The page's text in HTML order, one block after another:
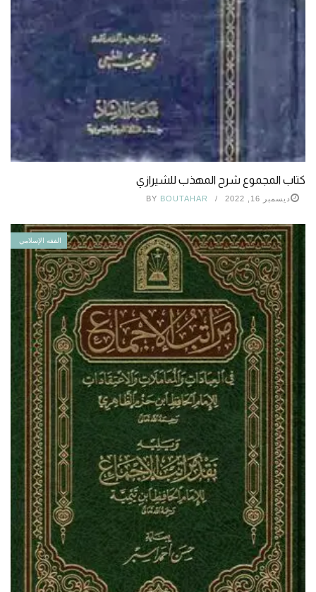
كتاب المجموع شرح المهذب للشيرازي
ديسمبر 16, 2022 BY BOUTAHAR
الفقه الإسلامي